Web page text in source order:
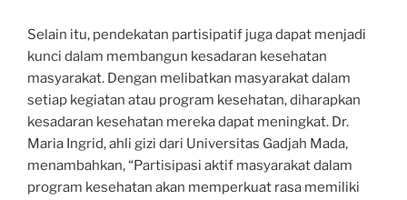
Selain itu, pendekatan partisipatif juga dapat menjadi
kunci dalam membangun kesadaran kesehatan
masyarakat. Dengan melibatkan masyarakat dalam
setiap kegiatan atau program kesehatan, diharapkan
kesadaran kesehatan mereka dapat meningkat. Dr.
Maria Ingrid, ahli gizi dari Universitas Gadjah Mada,
menambahkan, “Partisipasi aktif masyarakat dalam
program kesehatan akan memperkuat rasa memiliki